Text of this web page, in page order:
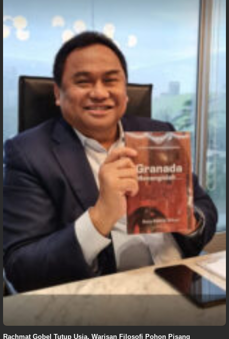
Rachmat Gobel Tutup Usia, Warisan Filosofi Pohon Pisang